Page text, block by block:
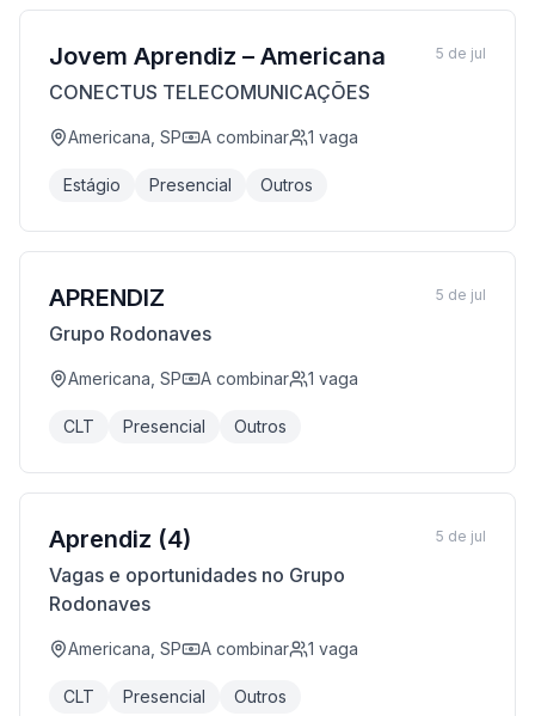
Jovem Aprendiz – Americana
CONECTUS TELECOMUNICAÇÕES
Americana, SP A combinar 1 vaga
Estágio Presencial Outros
5 de jul
APRENDIZ
Grupo Rodonaves
Americana, SP A combinar 1 vaga
CLT Presencial Outros
5 de jul
Aprendiz (4)
Vagas e oportunidades no Grupo
Rodonaves
Americana, SP A combinar 1 vaga
CLT Presencial Outros
5 de jul